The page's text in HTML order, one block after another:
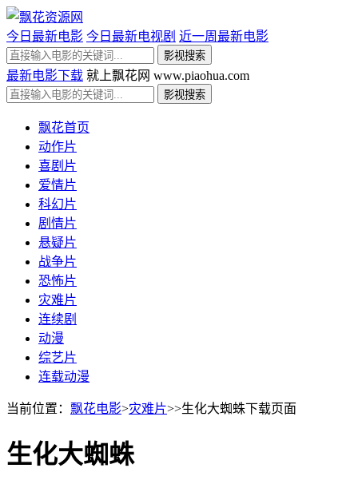
今日最新电影 今日最新电视剧 近一周最新电影
最新电影下载 就上飘花网 www.piaohua.com
飘花首页
动作片
喜剧片
爱情片
科幻片
剧情片
悬疑片
战争片
恐怖片
灾难片
连续剧
动漫
综艺片
连载动漫
当前位置： 飘花电影>灾难片>>生化大蜘蛛下载页面
生化大蜘蛛